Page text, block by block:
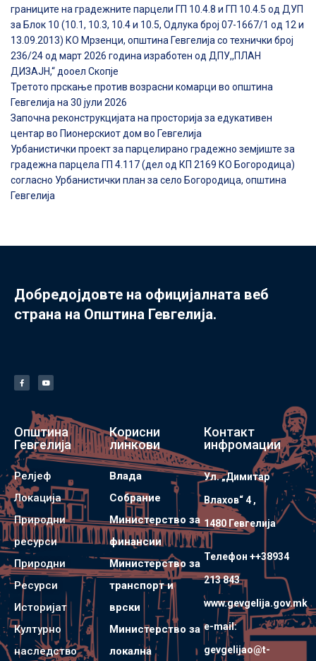
границите на градежните парцели ГП 10.4.8 и ГП 10.4.5 од ДУП
за Блок 10 (10.1, 10.3, 10.4 и 10.5, Одлука број 07-1667/1 од 12 и
13.09.2013) КО Мрзенци, општина Гевгелија со технички број
236/24 од март 2026 година изработен од ДПУ,,ПЛАН
ДИЗАЈН,“ дооел Скопје
Третото прскање против возрасни комарци во општина
Гевгелија на 30 јули 2026
Започна реконструкцијата на просторија за едукативен
центар во Пионерскиот дом во Гевгелија
Урбанистички проект за парцелирано градежно земјиште за
градежна парцела ГП 4.117 (дел од КП 2169 КО Богородица)
согласно Урбанистички план за село Богородица, општина
Гевгелија
Добредојдовте на официјалната веб
страна на Општина Гевгелија.
Општина
Гевгелија
Релјеф
Локација
Природни
ресурси
Природни
Ресурси
Историјат
Културно
наследство
Корисни
линкови
Влада
Собрание
Министерство за
финансии
Министерство за
транспорт и
врски
Министерство за
локална
Контакт
инфромации
Ул. „Димитар
Влахов“ 4 ,
1480 Гевгелијa
Телефон ++38934
213 843
www.gevgelija.gov.mk
e-mail:
gevgelijao@t-